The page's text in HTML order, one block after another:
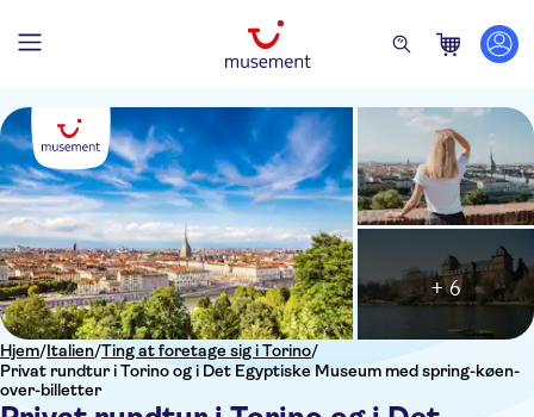
Hjem/Italien/Ting at foretage sig i Torino/
Privat rundtur i Torino og i Det Egyptiske Museum med spring-køen-
over-billetter
+ 6